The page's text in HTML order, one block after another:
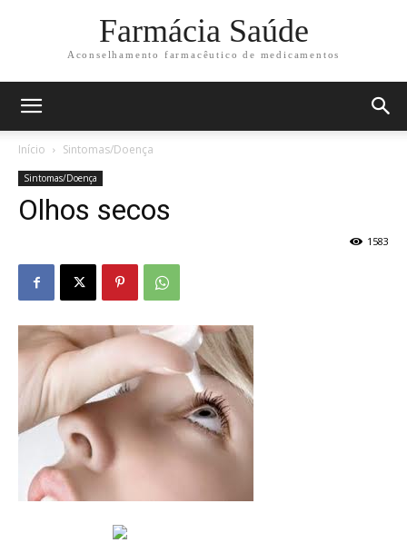
Farmácia Saúde
Aconselhamento farmacêutico de medicamentos
Início Sintomas/Doença
Sintomas/Doença
Olhos secos
1583